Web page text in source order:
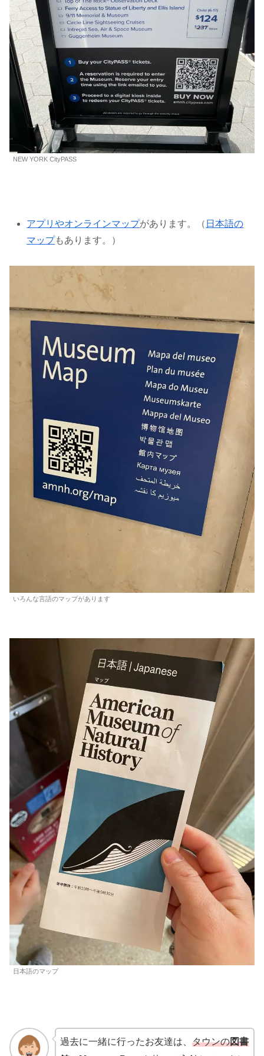
NEW YORK CityPASS
アプリやオンラインマップがあります。（ 日本語の
マップもあります。）
いろんな言語のマップがあります
日本語のマップ
過去に一緒に行ったお友達は、 タウンの図書